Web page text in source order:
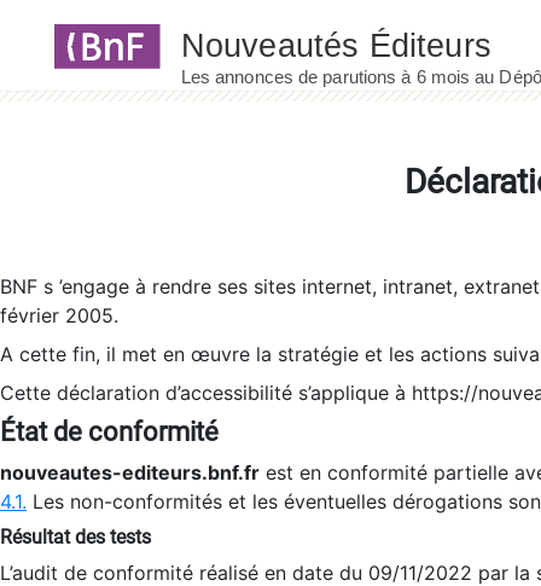
BNF s ’engage à rendre ses sites internet, intranet,
février 2005.
A cette fin, il met en œuvre la stratégie et les actions
Cette déclaration d’accessibilité s’applique à https://
État de conformité
nouveautes-editeurs.bnf.fr est en conformité partielle
4.1. Les non-conformités et les éventuelles dérogations
Résultat des tests
L’audit de conformité réalisé en date du 09/11/2022 par